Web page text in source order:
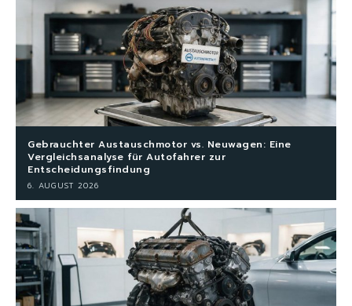
Gebrauchter Austauschmotor vs. Neuwagen: Eine
Vergleichsanalyse für Autofahrer zur
Entscheidungsfindung
6. AUGUST 2026